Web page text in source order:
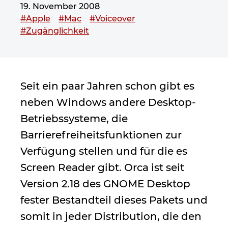
19. November 2008
Dieser Beitrag wurde verschlagwortet mit
#Apple #Mac
#Voiceover
#Zugänglichkeit
Seit ein paar Jahren schon gibt es
neben Windows andere Desktop-
Betriebssysteme, die
Barrierefreiheitsfunktionen zur
Verfügung stellen und für die es
Screen Reader gibt. Orca ist seit
Version 2.18 des GNOME Desktop
fester Bestandteil dieses Pakets und
somit in jeder Distribution, die den